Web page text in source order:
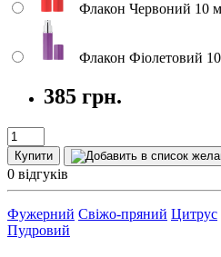
Флакон Червоний 10
Флакон Фіолетовий
385 грн.
Купити
0 відгуків
Фужерний Свіжо-пряний Цитрус
Пудровий